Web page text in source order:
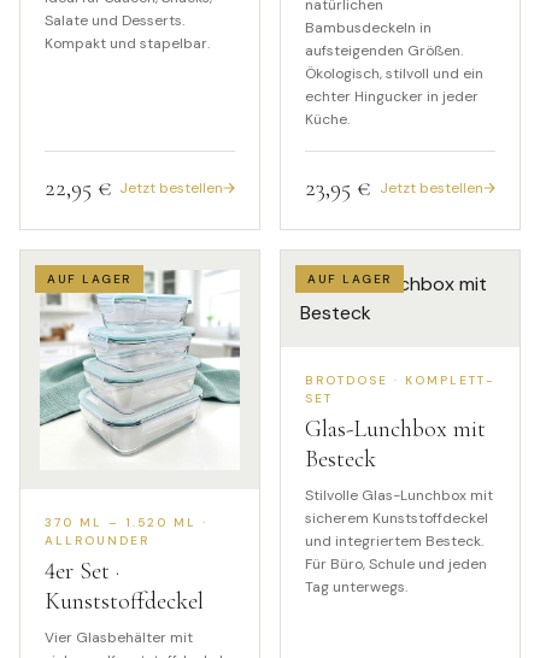
Salate und Desserts.
Kompakt und stapelbar.
22,95 € Jetzt bestellen
natürlichen
Bambusdeckeln in
aufsteigenden Größen.
Ökologisch, stilvoll und ein
echter Hingucker in jeder
Küche.
23,95 € Jetzt bestellen
AUF LAGER
370 ML – 1.520 ML ·
ALLROUNDER
4er Set ·
Kunststoffdeckel
Vier Glasbehälter mit
AUF LAGER
BROTDOSE · KOMPLETT-
SET
Glas-Lunchbox mit
Besteck
Stilvolle Glas-Lunchbox mit
sicherem Kunststoffdeckel
und integriertem Besteck.
Für Büro, Schule und jeden
Tag unterwegs.